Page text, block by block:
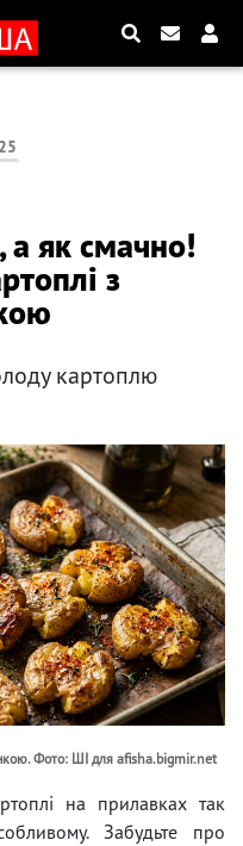
а як смачно!
з
картоплю
Фото: ШІ для afisha.bigmir.net
на прилавках так
Забудьте про